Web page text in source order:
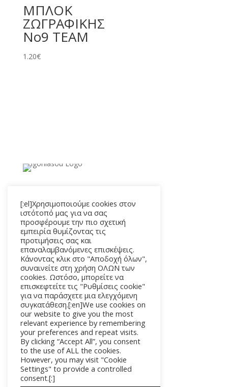
ΜΠΛΟΚ
ΖΩΓΡΑΦΙΚΗΣ
No9 TEAM
1.20€
Αρχική
Προϊόντα
Καλάθι
Επικοινωνία
Χρήσιμοι Σύνδεσμοι
Τόποι Πληρωμής
Τρόποι Επιστροφής
Τρόποι Αποστολής
Πολιτική Απορρήτου
Όροι Χρήσης
Copyright © 2026. All Rights Reserved
[:el]Χρησιμοποιούμε cookies στον
ιστότοπό μας για να σας
προσφέρουμε την πιο σχετική
εμπειρία θυμίζοντας τις
προτιμήσεις σας και
επαναλαμβανόμενες επισκέψεις.
Κάνοντας κλικ στο "Αποδοχή όλων",
συναινείτε στη χρήση ΟΛΩΝ των
cookies. Ωστόσο, μπορείτε να
επισκεφτείτε τις "Ρυθμίσεις cookie"
για να παράσχετε μια ελεγχόμενη
συγκατάθεση.[:en]We use cookies on
our website to give you the most
relevant experience by remembering
your preferences and repeat visits.
By clicking “Accept All”, you consent
to the use of ALL the cookies.
However, you may visit "Cookie
Settings" to provide a controlled
consent.[:]